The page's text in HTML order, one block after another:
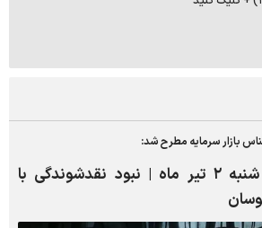
بازار سرمایه مطرح شد:
پیش‌بینی بورس شنبه ۲ تیر ماه | نبود نقدشوندگی با